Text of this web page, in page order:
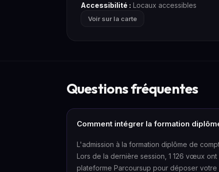
Accessibilité : Locaux accessibles
Voir sur la carte
Questions fréquentes
Comment intégrer la formation
L'admission à la formation diplôme de
Lors de la dernière session, 1 126 vœux
plateforme Parcoursup pour déposer votre